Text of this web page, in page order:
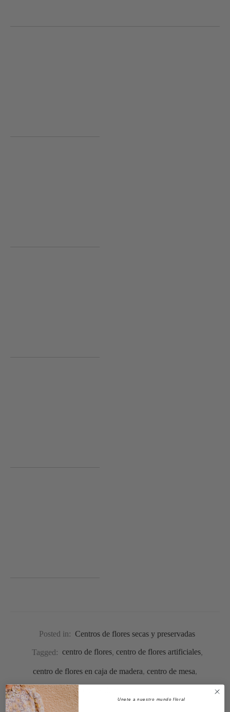
Posted in: Centros de flores secas y preservadas
Tagged: centro de flores, centro de flores artificiales,
centro de flores en caja de madera, centro de mesa,
Unete a nuestro mundo floral